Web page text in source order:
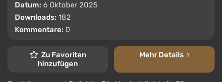
Datum: 6 Oktober 2025
Downloads: 182
Kommentare: 0
Zu Favoriten
hinzufügen
Mehr Details